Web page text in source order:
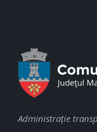
Administraţie